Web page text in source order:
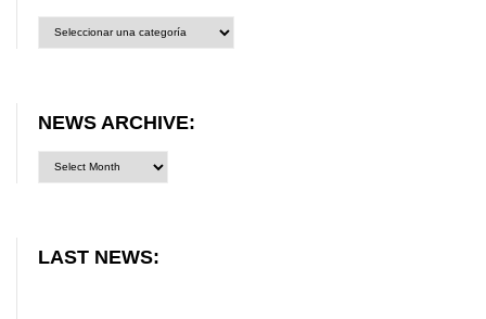
category:
NEWS ARCHIVE:
LAST NEWS: